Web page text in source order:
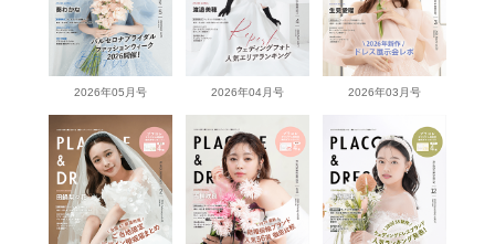
2026年05月号 2026年04月号 2026年03月号